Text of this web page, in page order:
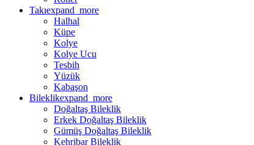
Takıexpand_more
Halhal
Küpe
Kolye
Kolye Ucu
Tesbih
Yüzük
Kabaşon
Bileklikexpand_more
Doğaltaş Bileklik
Erkek Doğaltaş Bileklik
Gümüş Doğaltaş Bileklik
Kehribar Bileklik